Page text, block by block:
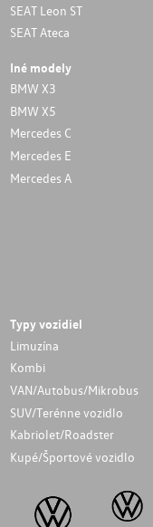
SEAT Leon ST
SEAT Ateca
Iné modely
BMW X3
BMW X5
Mercedes C
Mercedes E
Mercedes A
Typy vozidiel
Limuzína
Kombi
VAN/Autobus/Mikrobus
SUV/Terénne vozidlo
Kabriolet/Roadster
Kupé/Športové vozidlo